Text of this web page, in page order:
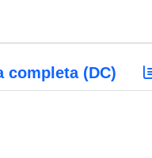
completa (DC)